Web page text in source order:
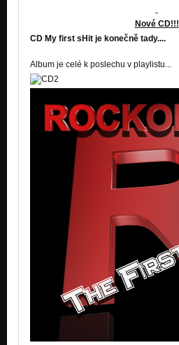
Nezařazeno
10.Caroline
Prison Song Pracovni verze Radio Praha
Sonate for Susan - 2012
Automat - studio 2012
Dreamworld - Radio Praha
Nezařazeno
Nové CD!!!
CD My first sHit je konečně tady....
Album je celé k poslechu v playlistu...